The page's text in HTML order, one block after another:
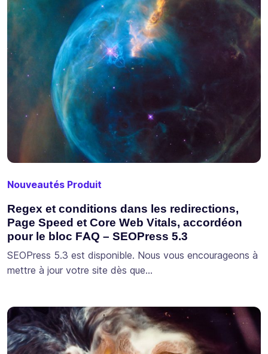
Nouveautés Produit
Regex et conditions dans les redirections,
Page Speed et Core Web Vitals, accordéon
pour le bloc FAQ – SEOPress 5.3
SEOPress 5.3 est disponible. Nous vous encourageons à
mettre à jour votre site dès que…